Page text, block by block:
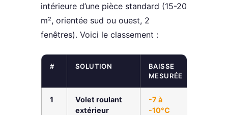
intérieure d’une pièce standard (15-20
m², orientée sud ou ouest, 2
fenêtres). Voici le classement :
# SOLUTION
BAISSE
MESURÉE
1
Volet roulant
extérieur
-7 à
-10°C